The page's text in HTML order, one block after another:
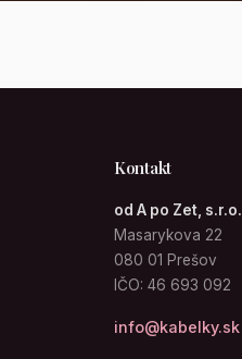
Kontakt
od A po Zet, s.r.o.
Masarykova 22
080 01 Prešov
IČO: 46 693 092
info@kabelky.sk